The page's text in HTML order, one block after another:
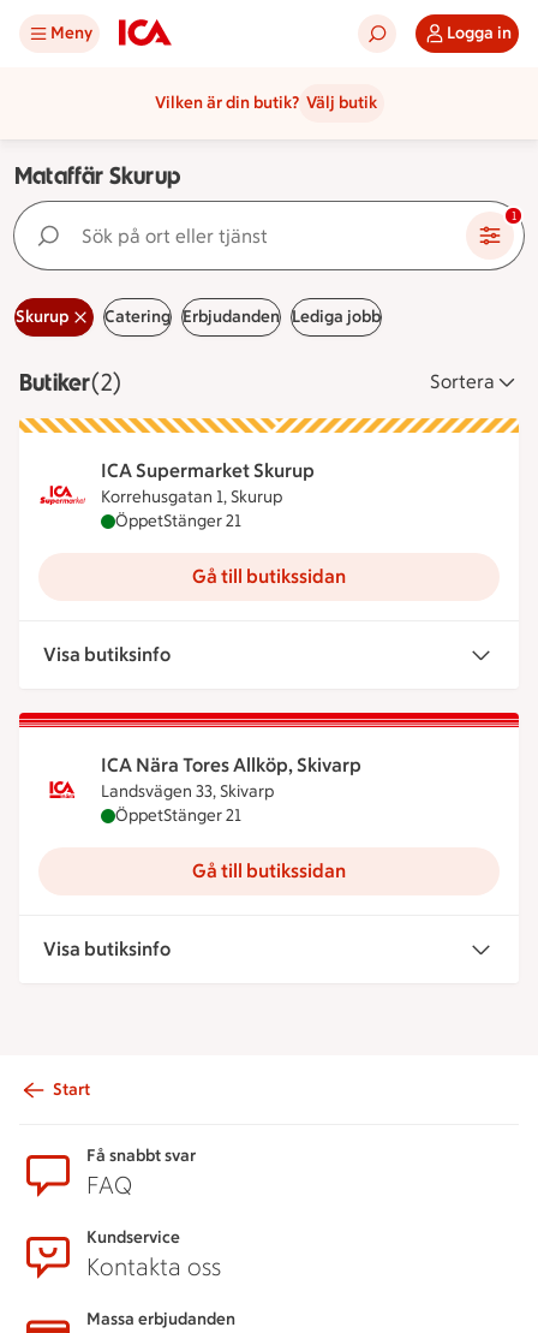
Meny Logga in
Vilken är din butik? Välj butik
Mataffär Skurup
Sök på ort eller tjänst 1
Skurup Catering Erbjudanden Lediga jobb
ButikerVisar 2 stycken
(2) Sortera
ICA Supermarket Skurup
Korrehusgatan 1, Skurup
ICA Supermarket Skurup är öppen nu, stänger
ÖppetStänger 21
Gå till butikssidan
Visa butiksinfo
ICA Nära Tores Allköp, Skivarp
Landsvägen 33, Skivarp
ICA Nära Tores Allköp, Skivarp är öppen nu,
ÖppetStänger 21
Gå till butikssidan
Visa butiksinfo
Start
Få snabbt svar
FAQ
Kundservice
Kontakta oss
Massa erbjudanden